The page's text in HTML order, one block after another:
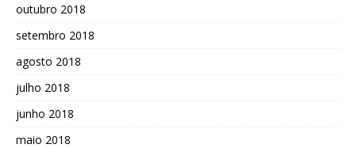
outubro 2018
setembro 2018
agosto 2018
julho 2018
junho 2018
maio 2018